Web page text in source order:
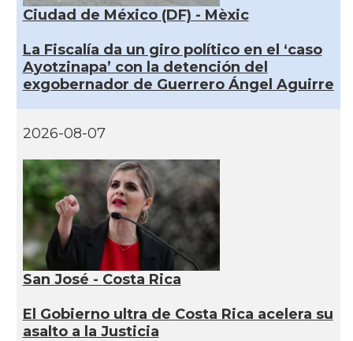
Ciudad de México (DF) - Mèxic
La Fiscalía da un giro político en el ‘caso
Ayotzinapa’ con la detención del
exgobernador de Guerrero Ángel Aguirre
2026-08-07
San José - Costa Rica
El Gobierno ultra de Costa Rica acelera su
asalto a la Justicia